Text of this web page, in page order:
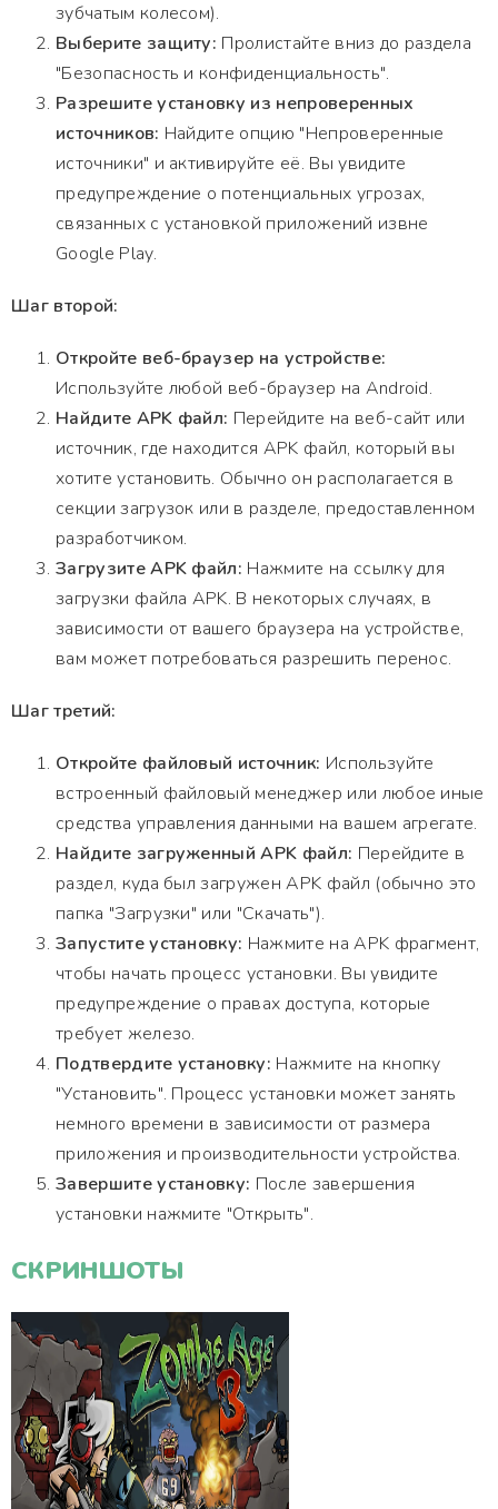
зубчатым колесом).
Выберите защиту: Пролистайте вниз до раздела
"Безопасность и конфиденциальность".
Разрешите установку из непроверенных
источников: Найдите опцию "Непроверенные
источники" и активируйте её. Вы увидите
предупреждение о потенциальных угрозах,
связанных с установкой приложений извне
Google Play.
Шаг второй:
Откройте веб-браузер на устройстве:
Используйте любой веб-браузер на Android.
Найдите APK файл: Перейдите на веб-сайт или
источник, где находится APK файл, который вы
хотите установить. Обычно он располагается в
секции загрузок или в разделе, предоставленном
разработчиком.
Загрузите APK файл: Нажмите на ссылку для
загрузки файла APK. В некоторых случаях, в
зависимости от вашего браузера на устройстве,
вам может потребоваться разрешить перенос.
Шаг третий:
Откройте файловый источник: Используйте
встроенный файловый менеджер или любое иные
средства управления данными на вашем агрегате.
Найдите загруженный APK файл: Перейдите в
раздел, куда был загружен APK файл (обычно это
папка "Загрузки" или "Скачать").
Запустите установку: Нажмите на APK фрагмент,
чтобы начать процесс установки. Вы увидите
предупреждение о правах доступа, которые
требует железо.
Подтвердите установку: Нажмите на кнопку
"Установить". Процесс установки может занять
немного времени в зависимости от размера
приложения и производительности устройства.
Завершите установку: После завершения
установки нажмите "Открыть".
СКРИНШОТЫ